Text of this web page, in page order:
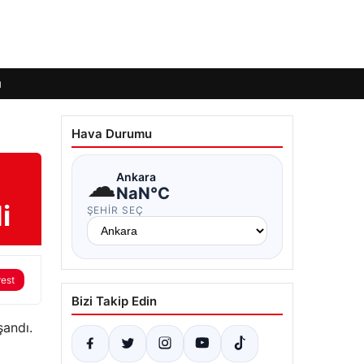
Hava Durumu
☁Ankara
NaN°C
ŞEHIR SEÇ
Bizi Takip Edin